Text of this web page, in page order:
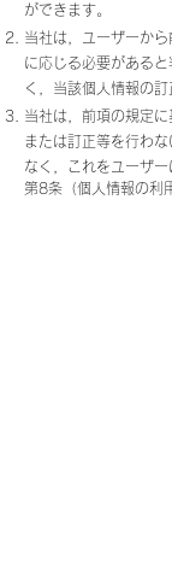
ができます。
当社は，ユーザーか
に応じる必要がある
く，当該個人情報の訂
当社は，前項の規定に
または訂正等を行わ
なく，これをユーザー
第8条（個人情報の利